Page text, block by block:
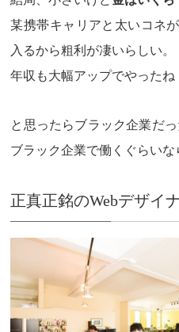
某携帯キャリアと太いコネ
入るから粗利が凄いらしい。
年収も大幅アップでやったね
と思ったらブラック企業だ
ブラック企業で働くぐらいな
正真正銘のWebデザイ